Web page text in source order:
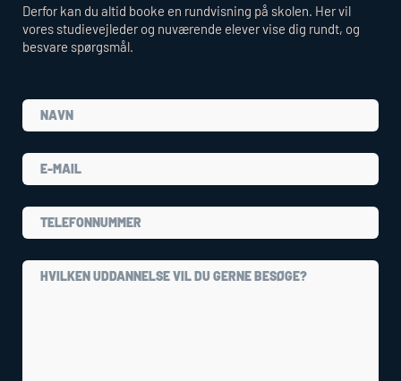
Derfor kan du altid booke en rundvisning på skolen. Her vil
vores studievejleder og nuværende elever vise dig rundt, og
besvare spørgsmål.